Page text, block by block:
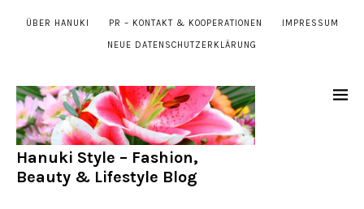
ÜBER HANUKI PR – KONTAKT & KOOPERATIONEN IMPRESSUM
NEUE DATENSCHUTZERKLÄRUNG
Hanuki Style – Fashion,
Beauty & Lifestyle Blog